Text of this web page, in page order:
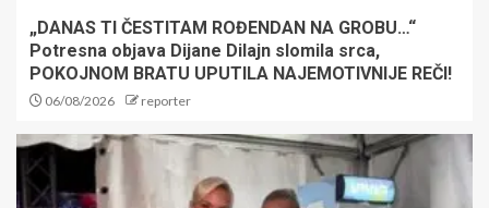
4
5
pobede i dobra dela
„DANAS TI ČESTITAM ROĐENDAN NA GROBU…“
Potresna objava Dijane Dilajn slomila srca,
POKOJNOM BRATU UPUTILA NAJEMOTIVNIJE REČI!
06/08/2026 reporter